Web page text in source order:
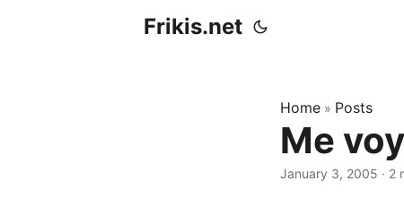
Frikis.net
Home » Posts
Me
January 3, 2005 · 2